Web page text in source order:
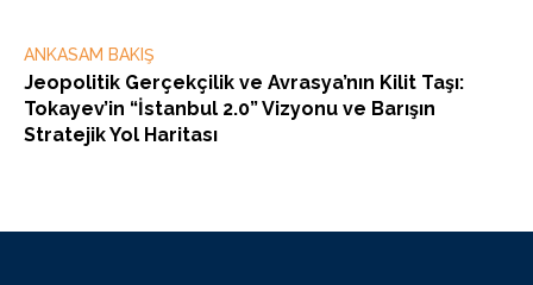
ANKASAM BAKIŞ
Jeopolitik Gerçekçilik ve Avrasya’nın Kilit Taşı:
Tokayev’in “İstanbul 2.0” Vizyonu ve Barışın
Stratejik Yol Haritası